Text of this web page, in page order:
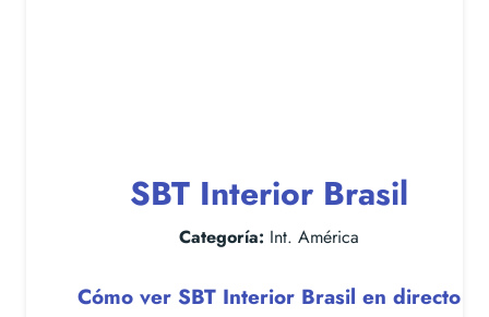
SBT Interior Brasil
Categoría: Int. América
Cómo ver SBT Interior Brasil en directo